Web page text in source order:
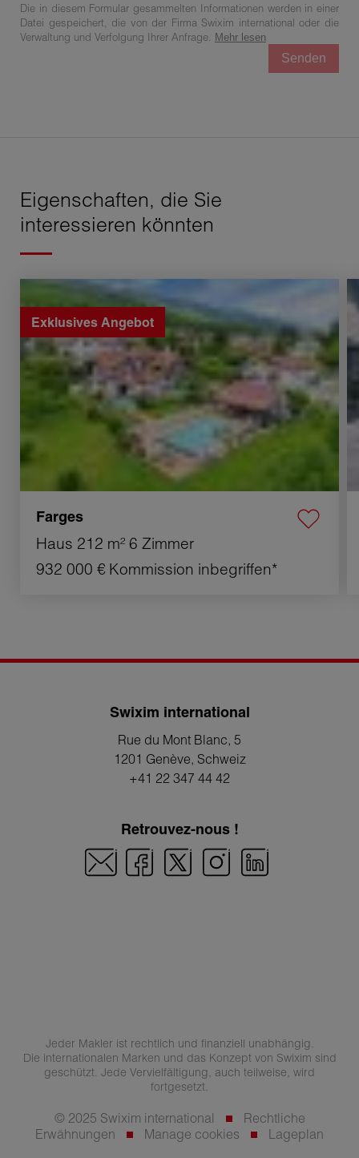
Die in diesem Formular gesammelten Informationen werden in einer
Datei gespeichert, die von der Firma Swixim international oder die
Verwaltung und Verfolgung Ihrer Anfrage.
Mehr lesen
Senden
Eigenschaften, die Sie
interessieren könnten
Verkauf Haus Farges 6 Zimmer 212 m²
Exklusives Angebot
Farges
Haus 212 m² 6 Zimmer
932 000 € Kommission inbegriffen*
Swixim international
Rue du Mont Blanc, 5
1201 Genève, Schweiz
+41 22 347 44 42
Retrouvez-nous !
Jeder Makler ist rechtlich und finanziell unabhängig.
Die internationalen Marken und das Konzept von Swixim sind
geschützt. Jede Vervielfältigung, auch teilweise, wird
fortgesetzt.
© 2025 Swixim international
Rechtliche
Erwähnungen
Manage cookies Lageplan